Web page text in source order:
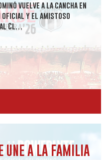
vuelve a la cancha en
oficial y el amistoso
Cl…
UNE A LA FAMILIA